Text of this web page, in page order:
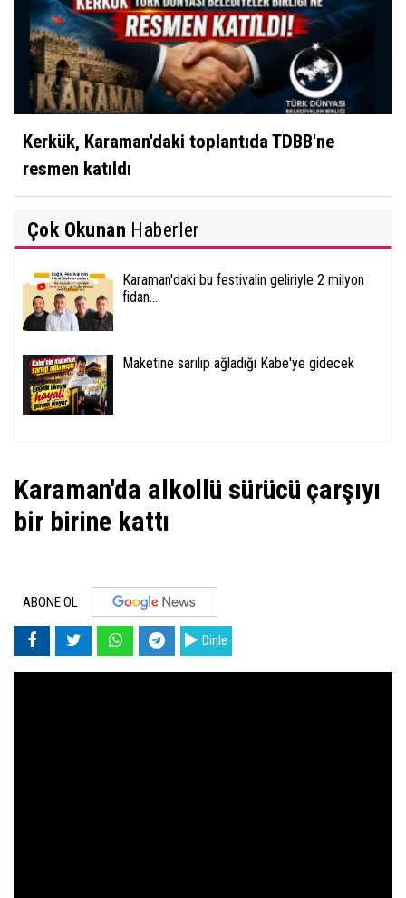
Kerkük, Karaman'daki toplantıda TDBB'ne
resmen katıldı
Çok Okunan Haberler
Karaman'daki bu festivalin geliriyle 2 milyon
fidan...
Maketine sarılıp ağladığı Kabe'ye gidecek
Karaman'da alkollü sürücü çarşıyı
bir birine kattı
ABONE OL
Dinle